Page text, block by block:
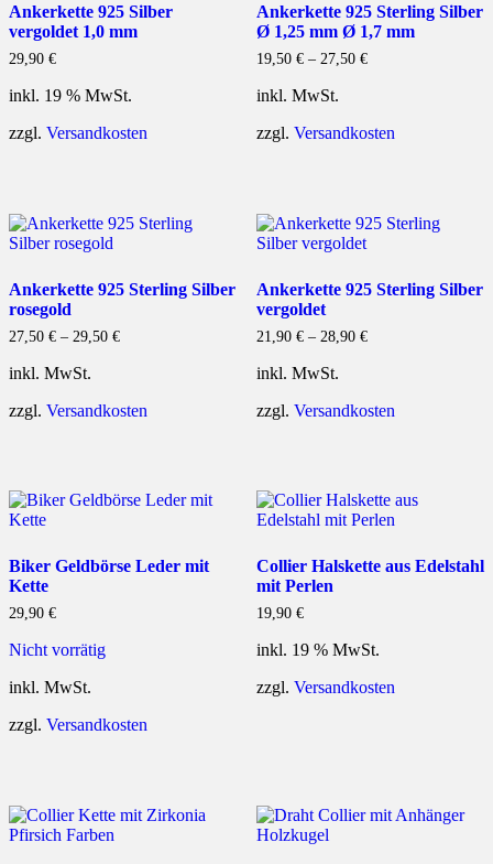
Ankerkette 925 Silber
vergoldet 1,0 mm
29,90 €
inkl. 19 % MwSt.
zzgl. Versandkosten
Ankerkette 925 Sterling Silber
Ø 1,25 mm Ø 1,7 mm
19,50 €– 27,50 €
inkl. MwSt.
zzgl. Versandkosten
Ankerkette 925 Sterling Silber
rosegold
27,50 € – 29,50 €
inkl. MwSt.
zzgl. Versandkosten
Ankerkette 925 Sterling Silber
vergoldet
21,90 €– 28,90 €
inkl. MwSt.
zzgl. Versandkosten
Biker Geldbörse Leder mit
Kette
29,90 €
Nicht vorrätig
inkl. MwSt.
zzgl. Versandkosten
Collier Halskette aus Edelstahl
mit Perlen
19,90 €
inkl. 19 % MwSt.
zzgl. Versandkosten